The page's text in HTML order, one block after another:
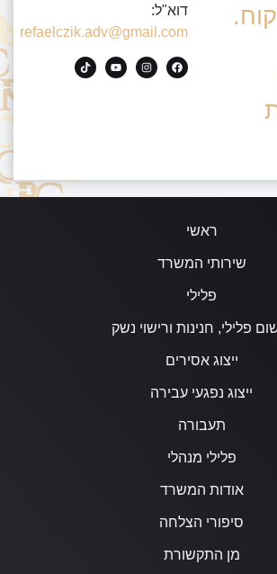
דוא"ל:
refaelczik.adv@gmail.com
ראשי
שירותי המשרד
פלילי
פלילי, חנינות ורישוי נשק
ייצוג אסירים
ייצוג נפגעי עבירה
תעבורה
פלילי מנהלי
אודות המשרד
סיפורי הצלחה
מן התקשורת